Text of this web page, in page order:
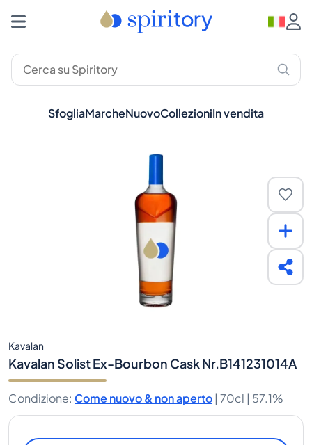
SfogliaMarcheNuovoCollezioniIn vendita
Kavalan
Kavalan Solist Ex-Bourbon Cask Nr.B141231014A
Condizione: Come nuovo & non aperto | 70cl | 57.1%